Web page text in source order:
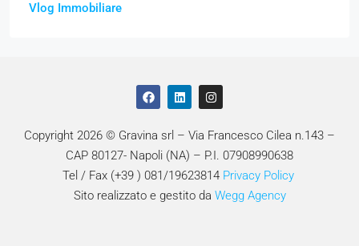
Vlog Immobiliare
Copyright 2026 © Gravina srl – Via Francesco Cilea n.143 –
CAP 80127- Napoli (NA) – P.I. 07908990638
Tel / Fax (+39 ) 081/19623814 Privacy Policy
Sito realizzato e gestito da Wegg Agency